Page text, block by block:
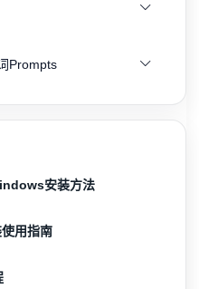
Prompts
安装方法
用指南